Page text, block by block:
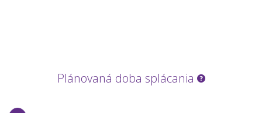
Plánovaná doba splácania